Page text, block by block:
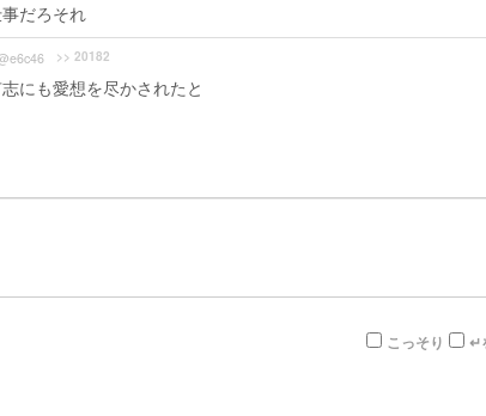
だろそれ
>> 20182
にも愛想を尽かされたと
こっそり ↵